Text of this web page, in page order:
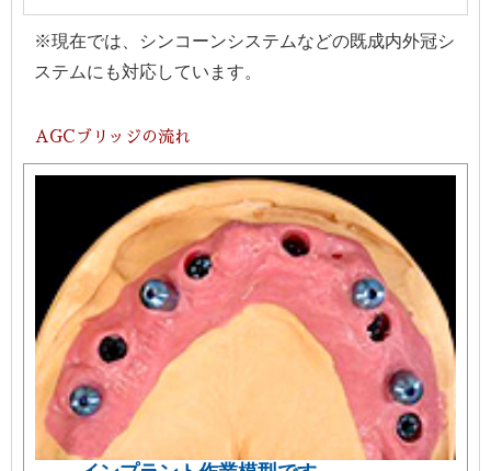
※現在では、シンコーンシステムなどの既成内外冠シ
ステムにも対応しています。
AGCブリッジの流れ